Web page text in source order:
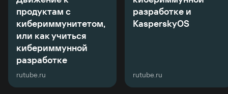
продуктам с
кибериммунитетом,
или как учиться
кибериммунной
разработке
rutube.ru
разработке и
KasperskyOS
rutube.ru